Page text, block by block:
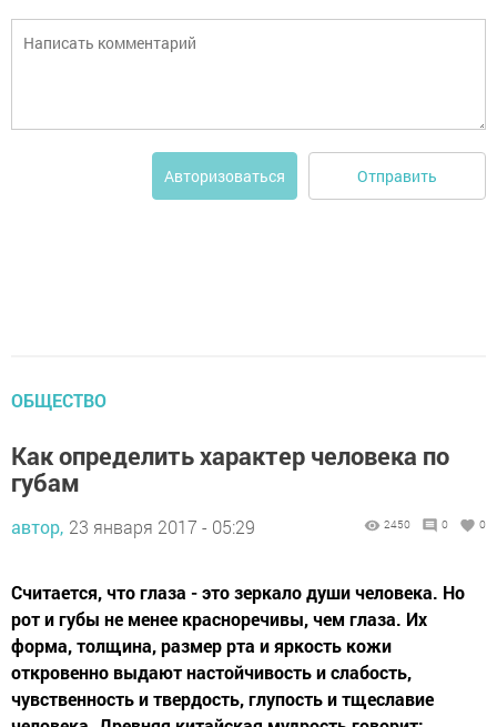
Авторизоваться Отправить
ОБЩЕСТВО
Как определить характер человека по
губам
автор, 23 января 2017 - 05:29 2450 0 0
Считается, что глаза - это зеркало души человека. Но
рот и губы не менее красноречивы, чем глаза. Их
форма, толщина, размер рта и яркость кожи
откровенно выдают настойчивость и слабость,
чувственность и твердость, глупость и тщеславие